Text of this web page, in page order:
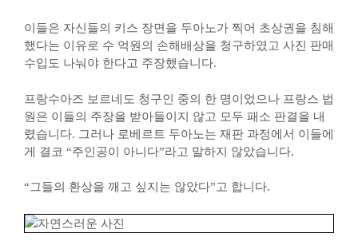
이들은 자신들의 키스 장면을 두아노가 찍어 초상권을 침해
했다는 이유로 수 억원의 손해배상을 청구하였고 사진 판매
수입도 나눠야 한다고 주장했습니다.
프랑수아즈 보르네도 청구인 중의 한 명이었으나 프랑스 법
원은 이들의 주장을 받아들이지 않고 모두 패소 판결을 내
렸습니다. 그러나 로베르트 두아노는 재판 과정에서 이들에
게 결코 “주인공이 아니다”라고 말하지 않았습니다.
“그들의 환상을 깨고 싶지는 않았다”고 합니다.